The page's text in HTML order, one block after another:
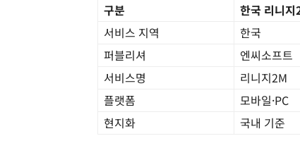
구분 한국 리니지
서비스 지역
한국
퍼블리셔
엔씨소프트
서비스명
리니지2M
플랫폼
모바일·PC
현지화
국내 기준